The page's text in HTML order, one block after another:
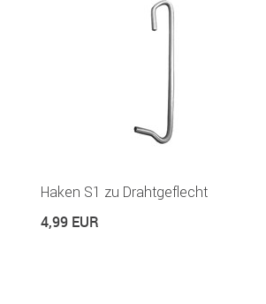
Haken S1 zu Drahtgeflecht
4,99 EUR